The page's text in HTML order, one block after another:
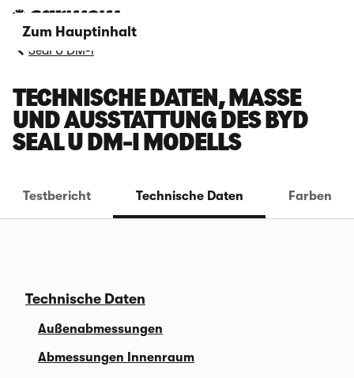
Zum Hauptinhalt
Seal U DM-i
TECHNISCHE DATEN, MASSE U
ND AUSSTATTUNG DES BYD S
EAL U DM-I MODELLS
Testbericht Technische Daten Farben
Technische Daten
Außenabmessungen
Abmessungen Innenraum